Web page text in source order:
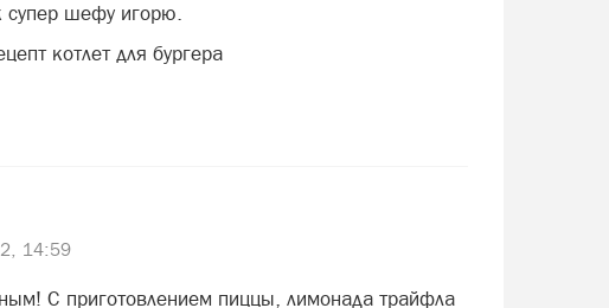
супер шефу игорю.
котлет для бургера
14:59
С приготовлением пиццы, лимонада трайфла